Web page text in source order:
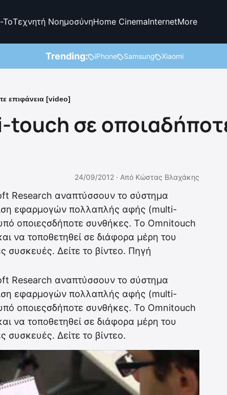
ToΤεχνητή ΝοημοσύνηHome CinemaInternetMore
Trending: iPhone Samsung Xiaomi
επιφάνεια [video]
σε
24/09/2012 · Από Κώστας Βλαχάκης
Research αναπτύσσουν το σύστημα
εφαρμογών πολλαπλής αφής (multi-
οποιεςσδήποτε συνθήκες. Το Omnitouch
να τοποθετηθεί σε διάφορα μέρη του
Δείτε το βίντεο. Πηγή
Research αναπτύσσουν το σύστημα
εφαρμογών πολλαπλής αφής (multi-
οποιεςσδήποτε συνθήκες. Το Omnitouch
να τοποθετηθεί σε διάφορα μέρη του
Δείτε το βίντεο.